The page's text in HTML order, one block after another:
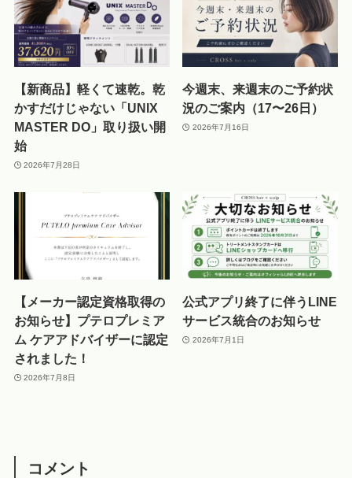
【新商品】軽くて速乾。乾
かすだけじゃない「UNIX
MASTER DO」取り扱い開
始
2026年7月28日
今週末、来週末のご予約状
況のご案内（17〜26日）
2026年7月16日
【メーカー認定資格取得の
お知らせ】プテロプレミア
ム ケアアドバイザーに認定
されました！
2026年7月8日
公式アプリ終了に伴うLINE
サービス統合のお知らせ
2026年7月1日
コメント